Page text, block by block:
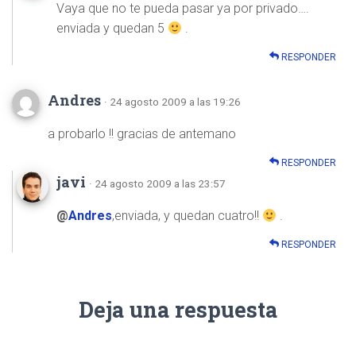
Vaya que no te pueda pasar ya por privado….
enviada y quedan 5
.
RESPONDER
Andres · 24 agosto 2009 a las 19:26
a probarlo !! gracias de antemano
RESPONDER
javi · 24 agosto 2009 a las 23:57
@Andres,enviada, y quedan cuatro!! .
RESPONDER
Deja una respuesta